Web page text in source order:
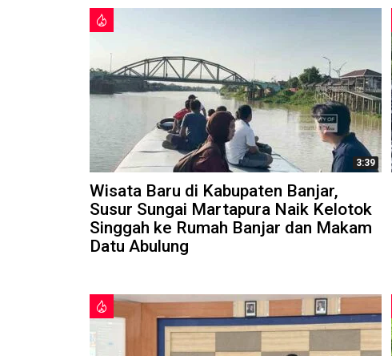
3:39
Wisata Baru di Kabupaten Banjar,
Susur Sungai Martapura Naik Kelotok
Singgah ke Rumah Banjar dan Makam
Datu Abulung